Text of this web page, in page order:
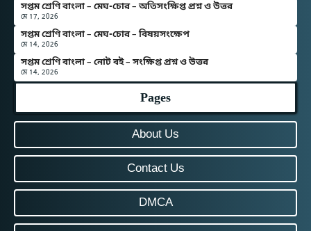
সপ্তম শ্রেণি বাংলা – মেঘ-চোর – অতিসংক্ষিপ্ত প্রশ্ন ও উত্তর
মে 17, 2026
সপ্তম শ্রেণি বাংলা – মেঘ-চোর – বিষয়সংক্ষেপ
মে 14, 2026
সপ্তম শ্রেণি বাংলা – নোট বই – সংক্ষিপ্ত প্রশ্ন ও উত্তর
মে 14, 2026
Pages
About Us
Contact Us
DMCA